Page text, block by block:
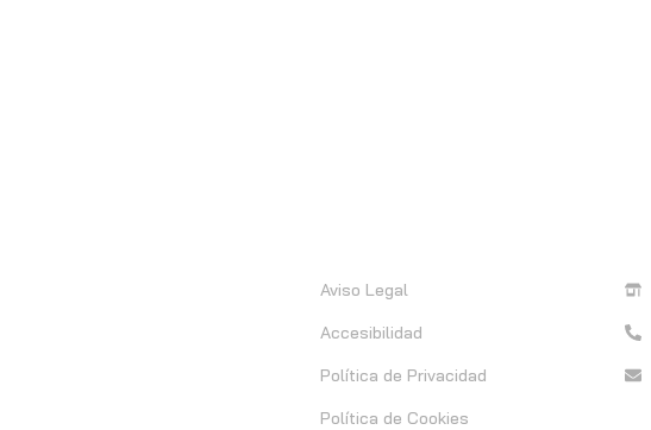
Aviso Legal
Accesibilidad
Política de Privacidad
Política de Cookies